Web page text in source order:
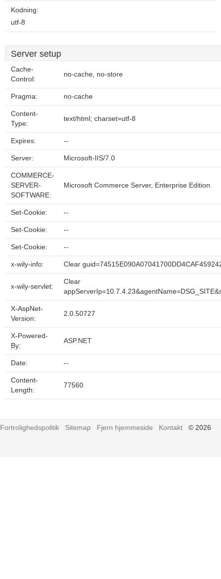
Kodning:
utf-8
Server setup
Cache-
Control:
no-cache, no-store
Pragma: no-cache
Content-
Type:
text/html; charset=utf-8
Expires: --
Server: Microsoft-IIS/7.0
COMMERCE-
SERVER-
SOFTWARE:
Microsoft Commerce Server, Enterprise Edition
Set-Cookie: --
Set-Cookie: --
Set-Cookie: --
x-wily-info: Clear
x-wily-servlet:
Clear
X-AspNet-
Version:
2.0.50727
X-Powered-
By:
ASP.NET
Date: --
Content-
Length:
77560
Fortrolighedspolitik Sitemap Fjern hjemmeside Kontakt © 2026